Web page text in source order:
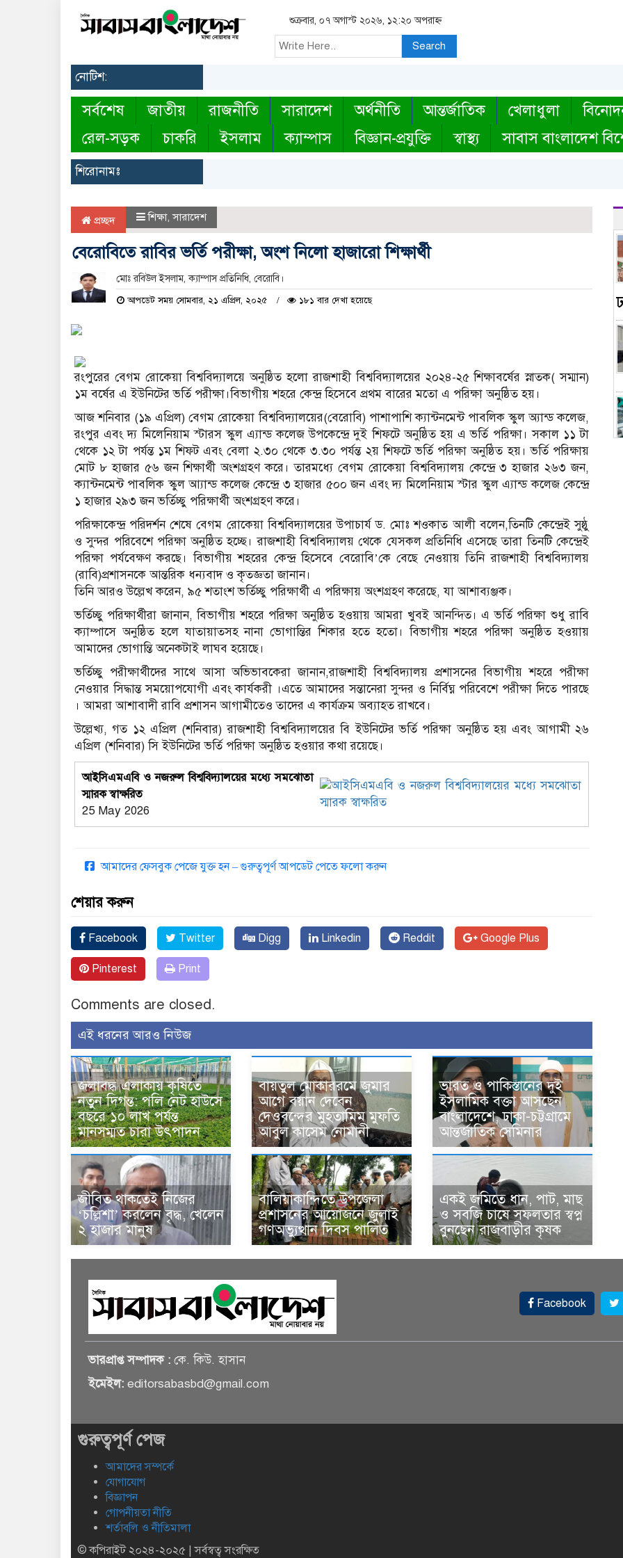
শুক্রবার, ০৭ অগাস্ট ২০২৬, ১২:২০ অপরাহ্ন
Search
নোটিশ:
সর্বশেষ জাতীয় রাজনীতি সারাদেশ অর্থনীতি আন্তর্জাতিক খেলাধুলা
রেল-সড়ক
চাকরি ইসলাম ক্যাম্পাস বিজ্ঞান-প্রযুক্তি স্বাস্থ্য সাবাস বাংলাদেশ
শিরোনামঃ
প্রচ্ছদ শিক্ষা,সারাদেশ
বেরোবিতে রাবির ভর্তি পরীক্ষা, অংশ নিলো হাজারো শিক্ষার্থী
মোঃ রবিউল ইসলাম, ক্যাম্পাস প্রতিনিধি, বেরোবি।
আপডেট সময় সোমবার, ২১ এপ্রিল, ২০২৫ ১৮১ বার দেখা হয়েছে
রংপুরের বেগম রোকেয়া বিশ্ববিদ্যালয়ে অনুষ্ঠিত হলো রাজশাহী বিশ্ববিদ্যালয়ের ২০২৪-২৫ শিক্ষাবর্ষের স্নাতক( সম্মান)
১ম বর্ষের এ ইউনিটের ভর্তি পরীক্ষা।বিভাগীয় শহরে কেন্দ্র হিসেবে প্রথম বারের মতো এ পরিক্ষা অনুষ্ঠিত হয়।
আজ শনিবার (১৯ এপ্রিল) বেগম রোকেয়া বিশ্ববিদ্যালয়ের(বেরোবি) পাশাপাশি ক্যান্টনমেন্ট পাবলিক স্কুল অ্যান্ড কলেজ,
রংপুর এবং দ্য মিলেনিয়াম স্টারস স্কুল এ্যান্ড কলেজ উপকেন্দ্রে দুই শিফটে অনুষ্ঠিত হয় এ ভর্তি পরিক্ষা। সকাল ১১ টা
থেকে ১২ টা পর্যন্ত ১ম শিফট এবং বেলা ২.৩০ থেকে ৩.৩০ পর্যন্ত ২য় শিফটে ভর্তি পরিক্ষা অনুষ্ঠিত হয়। ভর্তি পরিক্ষায়
মোট ৮ হাজার ৫৬ জন শিক্ষার্থী অংশগ্রহণ করে। তারমধ্যে বেগম রোকেয়া বিশ্ববিদ্যালয় কেন্দ্রে ৩ হাজার ২৬৩ জন,
ক্যান্টনমেন্ট পাবলিক স্কুল আ্যান্ড কলেজ কেন্দ্রে ৩ হাজার ৫০০ জন এবং দ্য মিলেনিয়াম স্টার স্কুল এ্যান্ড কলেজ কেন্দ্রে
১ হাজার ২৯৩ জন ভর্তিচ্ছু পরিক্ষার্থী অংশগ্রহণ করে।
পরিক্ষাকেন্দ্র পরিদর্শন শেষে বেগম রোকেয়া বিশ্ববিদ্যালয়ের উপাচার্য ড. মোঃ শওকাত আলী বলেন,তিনটি কেন্দ্রেই সুষ্ঠু
ও সুন্দর পরিবেশে পরিক্ষা অনুষ্ঠিত হচ্ছে। রাজশাহী বিশ্ববিদ্যালয় থেকে যেসকল প্রতিনিধি এসেছে তারা তিনটি কেন্দ্রেই
পরিক্ষা পর্যবেক্ষণ করছে। বিভাগীয় শহরের কেন্দ্র হিসেবে বেরোবি’কে বেছে নেওয়ায় তিনি রাজশাহী বিশ্ববিদ্যালয়
(রাবি)প্রশাসনকে আন্তরিক ধন্যবাদ ও কৃতজ্ঞতা জানান।
তিনি আরও উল্লেখ করেন, ৯৫ শতাংশ ভর্তিচ্ছু পরিক্ষার্থী এ পরিক্ষায় অংশগ্রহণ করেছে, যা আশাব্যঞ্জক।
ভর্তিচ্ছু পরিক্ষার্থীরা জানান, বিভাগীয় শহরে পরিক্ষা অনুষ্ঠিত হওয়ায় আমরা খুবই আনন্দিত। এ ভর্তি পরিক্ষা শুধু রাবি
ক্যাম্পাসে অনুষ্ঠিত হলে যাতায়াতসহ নানা ভোগান্তির শিকার হতে হতো। বিভাগীয় শহরে পরিক্ষা অনুষ্ঠিত হওয়ায়
আমাদের ভোগান্তি অনেকটাই লাঘব হয়েছে।
ভর্তিচ্ছু পরীক্ষার্থীদের সাথে আসা অভিভাবকেরা জানান,রাজশাহী বিশ্ববিদ্যালয় প্রশাসনের বিভাগীয় শহরে পরীক্ষা
নেওয়ার সিদ্ধান্ত সময়োপযোগী এবং কার্যকরী ।এতে আমাদের সন্তানেরা সুন্দর ও নির্বিঘ্ন পরিবেশে পরীক্ষা দিতে পারছে
। আমরা আশাবাদী রাবি প্রশাসন আগামীতেও তাদের এ কার্যক্রম অব্যাহত রাখবে।
উল্লেখ্য, গত ১২ এপ্রিল (শনিবার) রাজশাহী বিশ্ববিদ্যালয়ের বি ইউনিটের ভর্তি পরিক্ষা অনুষ্ঠিত হয় এবং আগামী ২৬
এপ্রিল (শনিবার) সি ইউনিটের ভর্তি পরিক্ষা অনুষ্ঠিত হওয়ার কথা রয়েছে।
আইসিএমএবি ও নজরুল বিশ্ববিদ্যালয়ের মধ্যে সমঝোতা
স্মারক স্বাক্ষরিত
25 May 2026
আমাদের ফেসবুক পেজে যুক্ত হন – গুরুত্বপূর্ণ আপডেট পেতে ফলো করুন
শেয়ার করুন
Facebook Twitter Digg Linkedin Reddit Google Plus
Pinterest Print
Comments are closed.
এই ধরনের আরও নিউজ
জলাবদ্ধ এলাকায় কৃষিতে
নতুন দিগন্ত: পলি নেট হাউসে
বছরে ১০ লাখ পর্যন্ত
মানসম্মত চারা উৎপাদন
বায়তুল মোকাররমে জুমার
আগে বয়ান দেবেন
দেওবন্দের মুহতামিম মুফতি
আবুল কাসেম নোমানী
ভারত ও পাকিস্তানের দুই
ইসলামিক বক্তা আসছেন
বাংলাদেশে, ঢাকা-চট্টগ্রামে
আন্তর্জাতিক সেমিনার
জীবিত থাকতেই নিজের
‘চল্লিশা’ করলেন বৃদ্ধ, খেলেন
২ হাজার মানুষ
বালিয়াকান্দিতে উপজেলা
প্রশাসনের আয়োজনে জুলাই
গণঅভ্যুত্থান দিবস পালিত
একই জমিতে ধান, পাট, মাছ
ও সবজি চাষে সফলতার স্বপ্ন
বুনছেন রাজবাড়ীর কৃষক
Facebook
ভারপ্রাপ্ত সম্পাদক : কে. কিউ. হাসান
ইমেইল: editorsabasbd@gmail.com
গুরুত্বপূর্ণ পেজ
আমাদের সম্পর্কে
যোগাযোগ
বিজ্ঞাপন
গোপনীয়তা নীতি
শর্তাবলি ও নীতিমালা
© কপিরাইট ২০২৪-২০২৫ | সর্বস্বত্ব সংরক্ষিত